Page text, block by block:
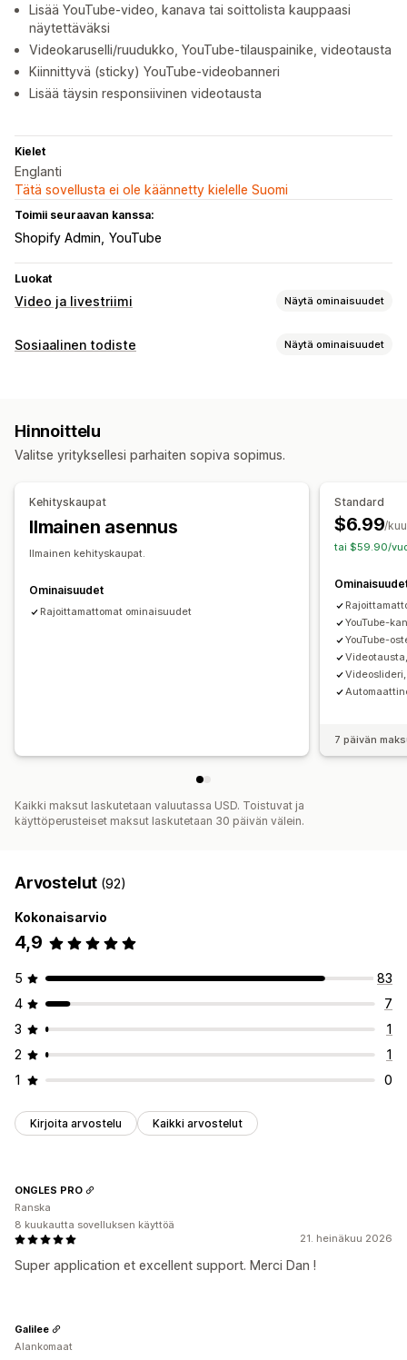
Lisää YouTube-video, kanava tai soittolista kauppaasi
näytettäväksi
Videokaruselli/ruudukko, YouTube-tilauspainike, videotausta
Kiinnittyvä (sticky) YouTube-videobanneri
Lisää täysin responsiivinen videotausta
Kielet
Englanti
Tätä sovellusta ei ole käännetty kielelle Suomi
Toimii seuraavan kanssa:
Shopify Admin YouTube
Luokat
Video ja livestriimi Näytä ominaisuudet
Videoiden hallinnointi
Mukautukset
Videon tuonti
Videotausta
Videosoitin
Ponnahdusilmoitukset
Sosiaalinen todiste Näytä ominaisuudet
Analytiikka
Sitoutumisen seuranta
Hinnoittelu
Valitse yrityksellesi parhaiten sopiva sopimus.
Kehityskaupat
Ilmainen asennus
Ilmainen kehityskaupat.
Ominaisuudet
Rajoittamattomat ominaisuudet
Standard
$6.99/
tai $59.90/
YouTube-
YouTube-
7 päivän
Kaikki maksut laskutetaan valuutassa USD. Toistuvat ja
käyttöperusteiset maksut laskutetaan 30 päivän välein.
Arvostelut (92)
Kokonaisarvio
4,9
5
83
4
7
3
1
2
1
1
0
Kirjoita arvostelu Kaikki arvostelut
21. heinäkuu 2026
Super application et excellent support. Merci Dan !
ONGLES PRO
Ranska
8 kuukautta sovelluksen käyttöä
Galilee
Alankomaat